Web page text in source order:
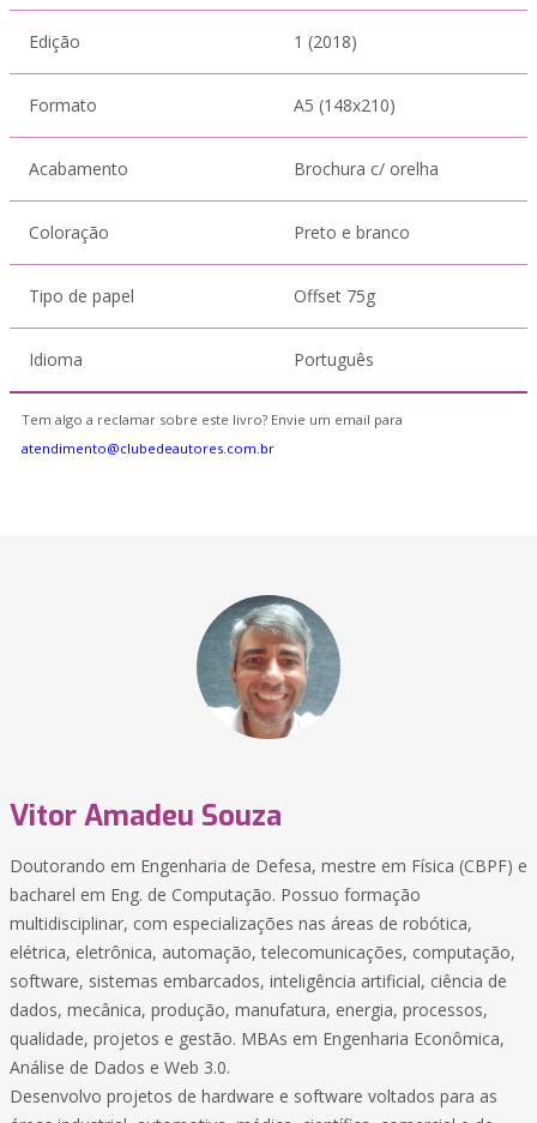
Edição 1 (2018)
Formato A5 (148x210)
Acabamento Brochura c/ orelha
Coloração Preto e branco
Tipo de papel Offset 75g
Idioma Português
Tem algo a reclamar sobre este livro? Envie um email para
atendimento@clubedeautores.com.br
Vitor Amadeu Souza
Doutorando em Engenharia de Defesa, mestre em Física (CBPF) e
bacharel em Eng. de Computação. Possuo formação
multidisciplinar, com especializações nas áreas de robótica,
elétrica, eletrônica, automação, telecomunicações, computação,
software, sistemas embarcados, inteligência artificial, ciência de
dados, mecânica, produção, manufatura, energia, processos,
qualidade, projetos e gestão. MBAs em Engenharia Econômica,
Análise de Dados e Web 3.0.
Desenvolvo projetos de hardware e software voltados para as